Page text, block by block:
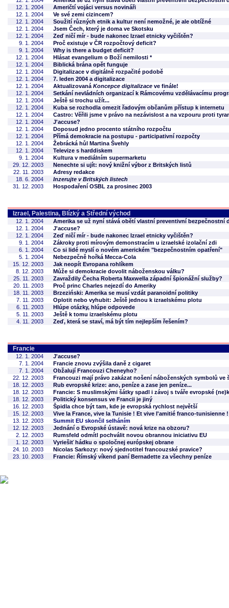
12. 1. 2004
Američtí vojáci versus novináři
12. 1. 2004
Ve své zemi cizincem?
12. 1. 2004
Soužití různých etnik a kultur není nemožné, je ale obtížné
12. 1. 2004
Jsem Čech, který je doma ve Skotsku
12. 1. 2004
Zeď ničí mír - bude nakonec Izrael etnicky vyčištěn?
9. 1. 2004
Proč existuje v ČR rozpočtový deficit?
9. 1. 2004
Why is there a budget deficit?
12. 1. 2004
Hlásat evangelium o Boží nemilosti *
12. 1. 2004
Biblická brána opět funguje
12. 1. 2004
Digitalizace v digitálně rozpačité podobě
12. 1. 2004
7. leden 2004 a digitalizace
12. 1. 2004
Aktualizovaná Koncepce digitalizace ve finále!
12. 1. 2004
Setkání nevládních organizací k Rámcovému vzdělávacímu
12. 1. 2004
Ještě si trochu užít...
12. 1. 2004
Kuba se rozhodla omezit řadovým občanům přístup k internetu
12. 1. 2004
Castro: Věřili jsme v právo na nezávislost a na vzpouru proti
12. 1. 2004
J'accuse?
12. 1. 2004
Doposud jedno procento státního rozpočtu
12. 1. 2004
Přímá demokracie na postupu - participativní rozpočty
12. 1. 2004
Žebrácká hůl Martina Švehly
12. 1. 2004
Televize s harddiskem
9. 1. 2004
Kultura v mediálním supermarketu
29. 12. 2003
Nenechte si ujít: nový knižní výbor z Britských listů
22. 11. 2003
Adresy redakce
18. 6. 2004
Inzerujte v Britských listech
31. 12. 2003
Hospodaření OSBL za prosinec 2003
Izrael, Palestina, Blízký a Střední východ
12. 1. 2004
Amerika se už nyní stává obětí vlastní preventivní bezpečnostní
12. 1. 2004
J'accuse?
12. 1. 2004
Zeď ničí mír - bude nakonec Izrael etnicky vyčištěn?
9. 1. 2004
Zákroky proti mírovým demonstracím u izraelské izolační zdi
6. 1. 2004
Co si lidé myslí o novém americkém "bezpečnostním opatření"
5. 1. 2004
Nebezpečně hořká Mecca-Cola
15. 12. 2003
Jak neopít Evropana rohlíkem
8. 12. 2003
Může si demokracie dovolit náboženskou válku?
25. 11. 2003
Zavraždily Čecha Roberta Maxwella západní špionážní služby?
20. 11. 2003
Proč princ Charles nejezdí do Ameriky
18. 11. 2003
Brzeziński: Amerika se musí vzdát paranoidní politiky
7. 11. 2003
Oplotit nebo vyhubit: Ještě jednou k izraelskému plotu
6. 11. 2003
Hlúpe otázky, hlúpe odpovede
5. 11. 2003
Ještě k tomu izraelskému plotu
4. 11. 2003
Zeď, která se staví, má být tím nejlepším řešením?
Francie
12. 1. 2004
J'accuse?
7. 1. 2004
Francie znovu zvýšila daně z cigaret
7. 1. 2004
Obžalují Francouzi Cheneyho?
22. 12. 2003
Francouzi mají právo zakázat nošení náboženských symbolů ve
18. 12. 2003
Rub evropské krize: ano, peníze a zase jen peníze...
18. 12. 2003
Francie: S muslimskými šátky spadl i závoj s tváře evropské
18. 12. 2003
Politický konsensus ve Francii je jiný
16. 12. 2003
Špidla chce být tam, kde je evropská rychlost největší
15. 12. 2003
Vive la France, vive la Tunisie ! Et vive l'amitié franco-tunisienne !
13. 12. 2003
Summit EU skončil selháním
12. 12. 2003
Jednání o Evropské ústavě: nová krize na obzoru?
2. 12. 2003
Rumsfeld odmítl pochválit novou obrannou iniciativu EU
1. 12. 2003
Vyriešiť hádku o spoločnej európskej obrane
24. 10. 2003
Nicolas Sarkozy: nový sjednotitel francouzské pravice?
23. 10. 2003
Francie: Římský víkend paní Bernadette za všechny peníze